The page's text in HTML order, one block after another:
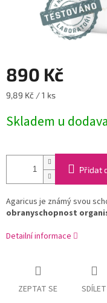
890 Kč
Měrná
9,89 Kč / 1 ks
Skladem u
Přidat
Agaricus je známý svou
obranyschopnost
Detailní informace
ZEPTAT SE SDÍLET